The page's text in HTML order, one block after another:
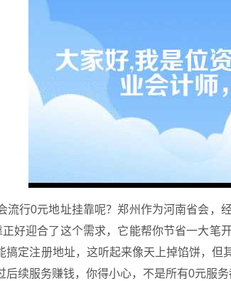
流行0元地址挂靠呢？郑州作为河南省会，
好迎合了这个需求，它能帮你节省一大笔
搞定注册地址，这听起来像天上掉馅饼，
后续服务赚钱，你得小心，不是所有0元服务